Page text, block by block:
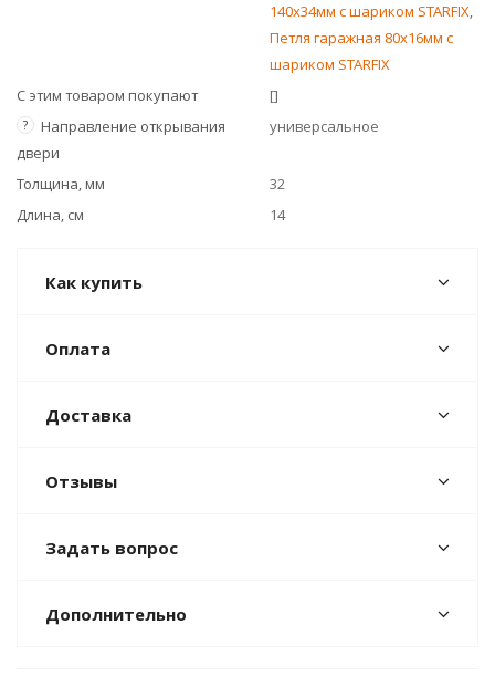
140x34мм с шариком STARFIX,
Петля гаражная 80x16мм с
шариком STARFIX
С этим товаром покупают
[]
?
Направление открывания
двери
универсальное
Толщина, мм
32
Длина, см
14
Как купить
Оплата
Доставка
Отзывы
Задать вопрос
Дополнительно